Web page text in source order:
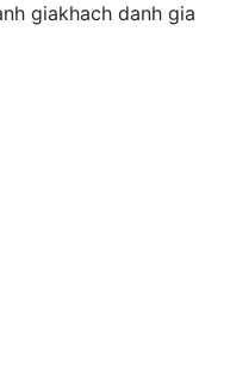
giakhach danh gia